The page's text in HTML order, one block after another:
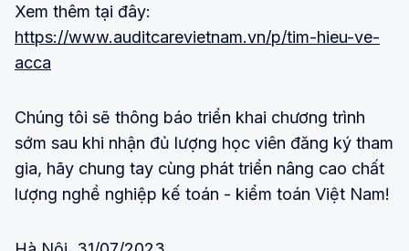
Xem thêm tại đây:
https://www.auditcarevietnam.vn/p/tim-hieu-ve-
acca
Chúng tôi sẽ thông báo triển khai chương trình
sớm sau khi nhận đủ lượng học viên đăng ký tham
gia, hãy chung tay cùng phát triển nâng cao chất
lượng nghề nghiệp kế toán - kiểm toán Việt Nam!